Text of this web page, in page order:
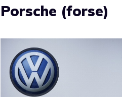
Porsche (forse)